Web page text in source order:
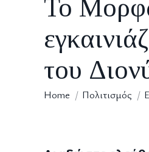
Το
του
You are here:
Home Πολιτισμός